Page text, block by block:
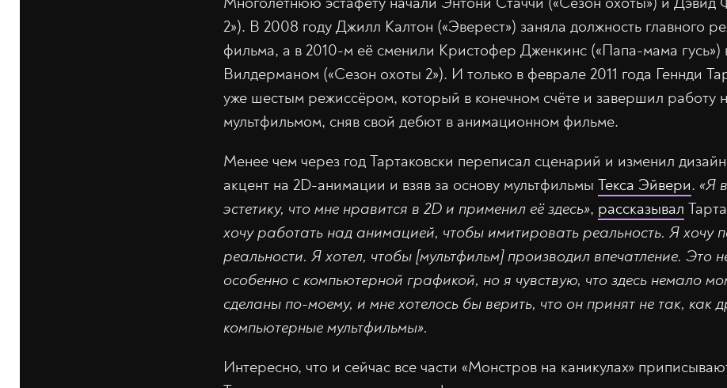
2»). В 2008 году Джилл Калтон («Эверест») заняла должность главного
фильма, а в 2010-м её сменили Кристофер Дженкинс («Папа-мама гусь»)
Вилдерманом («Сезон охоты 2»). И только в феврале 2011 года Геннди
уже шестым режиссёром, который в конечном счёте и завершил работу
мультфильмом, сняв свой дебют в анимационном фильме.
Менее чем через год Тартаковски переписал сценарий и изменил
акцент на 2D-анимации и взяв за основу мультфильмы Текса Эйвери. «Я
эстетику, что мне нравится в 2D и применил её здесь», рассказывал
хочу работать над анимацией, чтобы имитировать реальность. Я хочу
реальности. Я хотел, чтобы [мультфильм] производил впечатление. Это
особенно с компьютерной графикой, но я чувствую, что здесь немало
сделаны по-моему, и мне хотелось бы верить, что он принят не так, как
компьютерные мультфильмы».
Интересно, что и сейчас все части «Монстров на каникулах»